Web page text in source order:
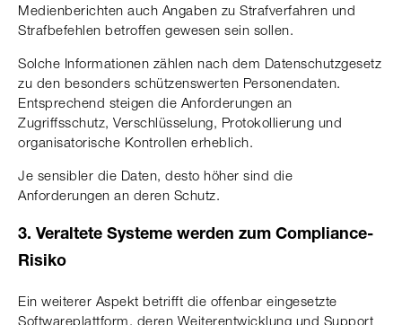
Medienberichten auch Angaben zu Strafverfahren und
Strafbefehlen betroffen gewesen sein sollen.
Solche Informationen zählen nach dem Datenschutzgesetz
zu den besonders schützenswerten Personendaten.
Entsprechend steigen die Anforderungen an
Zugriffsschutz, Verschlüsselung, Protokollierung und
organisatorische Kontrollen erheblich.
Je sensibler die Daten, desto höher sind die
Anforderungen an deren Schutz.
3. Veraltete Systeme werden zum Compliance-
Risiko
Ein weiterer Aspekt betrifft die offenbar eingesetzte
Softwareplattform, deren Weiterentwicklung und Support